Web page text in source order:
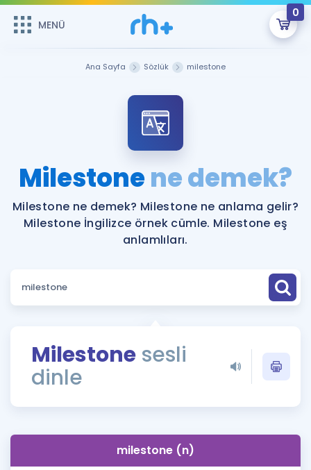
MENÜ
0
ÜYE DEĞİLİM
Sepetin Şu An Boş.
Remzi Hoca ile seni sınava hazırlayacak onlarca eğitim seni
bekliyor!
MENÜ
Faydalı Araçlar
Sözlük
Rehberlik Aracı
ÖSYM Sınav Takvimi
Hakkımızda
Ana Sayfa Sözlük milestone
Milestonene demek?
Milestone ne demek? Milestone ne anlama gelir?
Milestone İngilizce örnek cümle. Milestone eş
anlamlıları.
Milestone sesli
dinle
milestone (n)